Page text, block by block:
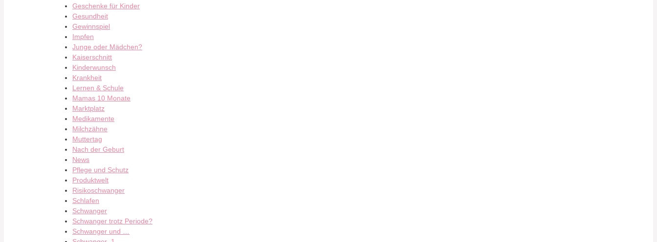
Geschenke für Kinder
Gesundheit
Gewinnspiel
Impfen
Junge oder Mädchen?
Kaiserschnitt
Kinderwunsch
Krankheit
Lernen & Schule
Mamas 10 Monate
Marktplatz
Medikamente
Milchzähne
Muttertag
Nach der Geburt
News
Pflege und Schutz
Produktwelt
Risikoschwanger
Schlafen
Schwanger
Schwanger trotz Periode?
Schwanger und …